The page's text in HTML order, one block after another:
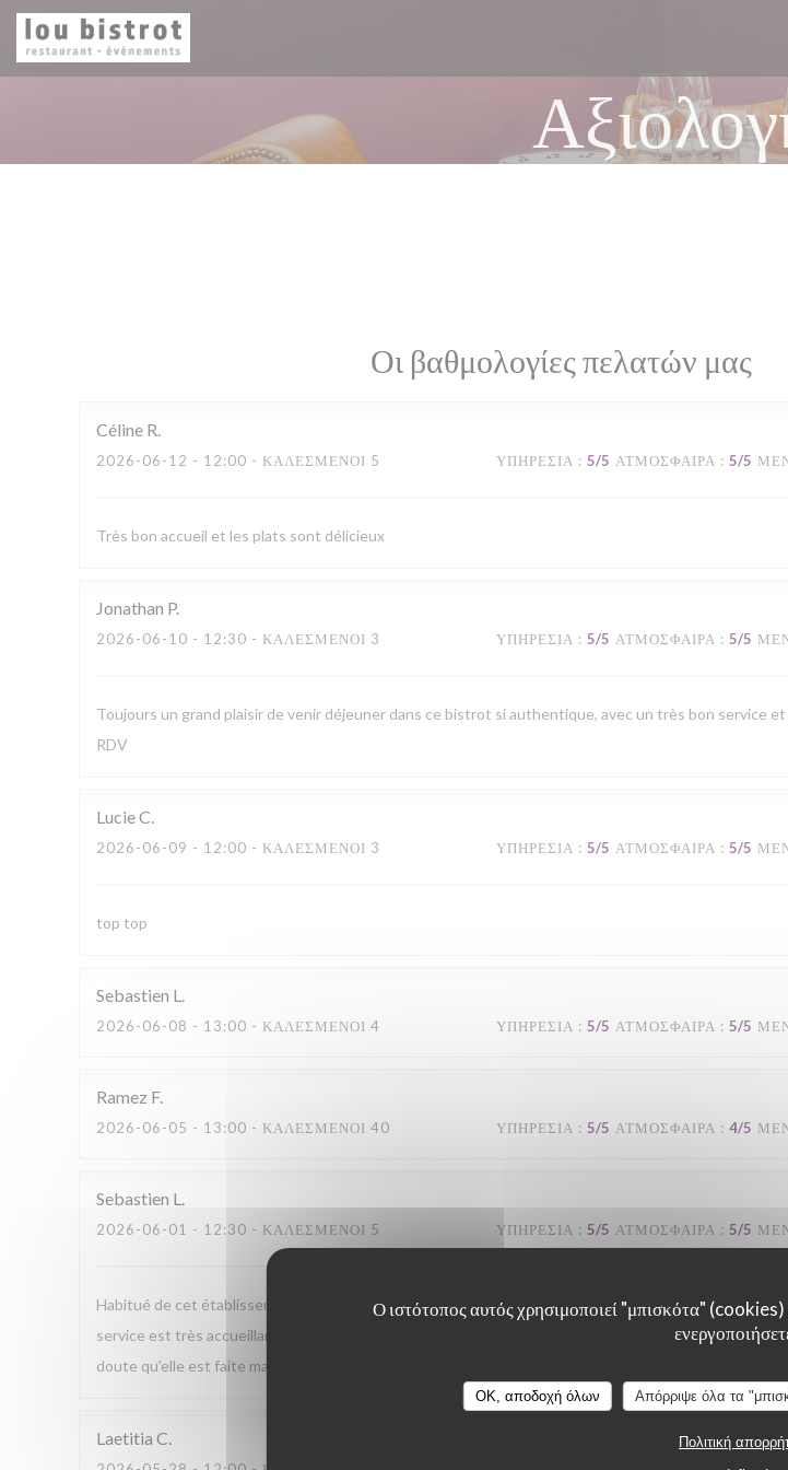
Πίνακας διαχείρισης "Μπισκότων" (Cookies)
Ο ιστότοπος αυτός χρησιμοποιεί "μπισκότα" (cookies)
OK, αποδοχή όλων Απόρριψε όλα τα
Πολιτική
Οι βαθμολογίες πελατών μας
Céline R
2026-06-12 - 12:00 - ΚΑΛΕΣΜΈΝΟΙ 5 ΥΠΗΡΕΣΊΑ : 5/5 ΑΤΜΌΣΦΑΙΡΑ : 5/5
Très bon accueil et les plats sont délicieux
Jonathan P
2026-06-10 - 12:30 - ΚΑΛΕΣΜΈΝΟΙ 3 ΥΠΗΡΕΣΊΑ : 5/5 ΑΤΜΌΣΦΑΙΡΑ : 5/5
Toujours un grand plaisir de venir déjeuner dans ce bistrot si authentique, avec un très bon service
RDV
LucieC
2026-06-09 - 12:00 - ΚΑΛΕΣΜΈΝΟΙ 3 ΥΠΗΡΕΣΊΑ : 5/5 ΑΤΜΌΣΦΑΙΡΑ : 5/5
top top
Sebastien L
2026-06-08 - 13:00 - ΚΑΛΕΣΜΈΝΟΙ 4 ΥΠΗΡΕΣΊΑ : 5/5 ΑΤΜΌΣΦΑΙΡΑ : 5/5
Ramez F
2026-06-05 - 13:00 - ΚΑΛΕΣΜΈΝΟΙ 40 ΥΠΗΡΕΣΊΑ : 5/5 ΑΤΜΌΣΦΑΙΡΑ : 4/5
Sebastien L
2026-06-01 - 12:30 - ΚΑΛΕΣΜΈΝΟΙ 5 ΥΠΗΡΕΣΊΑ : 5/5 ΑΤΜΌΣΦΑΙΡΑ : 5/5
Habitué de cet établissement, j'ai l'occasion d'y déjeuner au mois une fois par semaine. Je trouve qu'il
service est très accueillant, souriant et très efficace même dans les moments de rush. La cuisine est
doute qu'elle est faite maison et elle se renouvelle très régulièrement. Le cadre est agréable.
Laetitia C